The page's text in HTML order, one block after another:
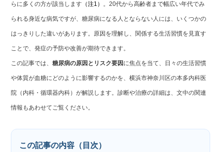
らに多くの方が該当します （注1） 。20代から高齢者まで幅広い年代でみ
られる身近な病気ですが、糖尿病になる人とならない人には、いくつかの
はっきりした違いがあります。原因を理解し、関係する生活習慣を見直す
ことで、発症の予防や改善が期待できます。
この記事では、糖尿病の原因とリスク要因 に焦点を当て、日々の生活習慣
や体質が血糖にどのように影響するのかを、横浜市神奈川区の本多内科医
院（内科・循環器内科）が解説します。診断や治療の詳細は、文中の関連
情報もあわせてご覧ください。
この記事の内容（目次）